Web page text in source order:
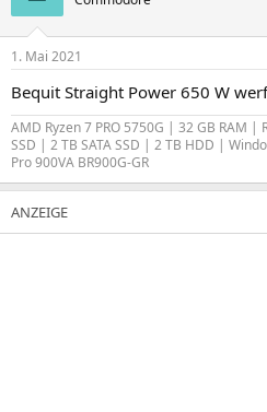
1. Mai 2021
Bequit Straight Power 650 W
AMD Ryzen 7 PRO 5750G | 32 GB RAM |
SSD | 2 TB SATA SSD | 2 TB HDD |
Pro 900VA BR900G-GR